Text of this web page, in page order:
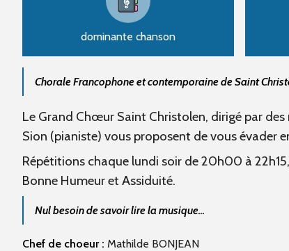
dominante chanson
Chorale Francophone et contemporaine de Saint
Le Grand Chœur Saint Christolen, dirigé par
Sion (pianiste) vous proposent de vous évader
Répétitions chaque lundi soir de 20h00 à
Bonne Humeur et Assiduité.
Nul besoin de savoir lire la musique...
Chef de choeur : Mathilde BONJEAN